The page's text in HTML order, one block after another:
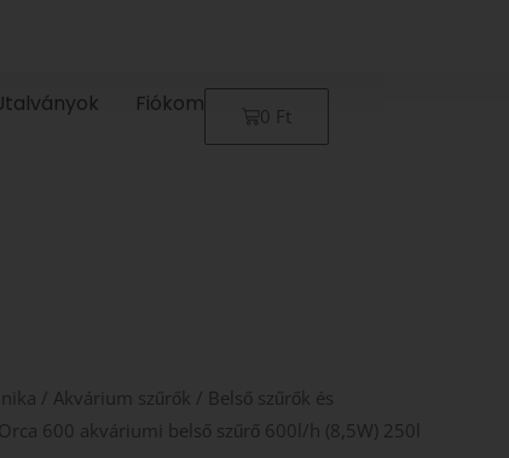
Fiókom 0 Ft
Kosár
/ Akvárium szűrők / Belső szűrők és
600 akváriumi belső szűrő 600l/h (8,5W) 250l